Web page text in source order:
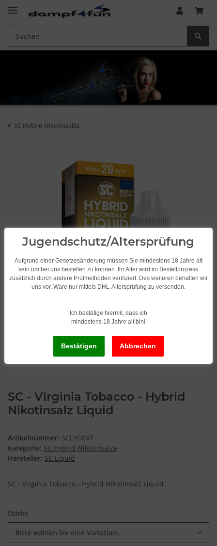
SC Hybrid Nikotinsalze
SC - Virginia Tobacco - Hybrid
Nikotinsalz Liquid
Artikelnummer: SCLH10VT
Kategorie: SC Hybrid Nikotinsalze
Hersteller: SC Liquid
SC - Virginia Tobacco - Hybrid Nikotinsalz Liquid
Stärke
Bitte wählen Sie eine Variation.
Jugendschutz/Altersprüfung
Aufgrund einer Gesetzesänderung müssen Sie mindestens 18 Jahre alt
sein um bei uns bestellen zu können. Ihr Alter wird im Bestellprozess
zusätzlich durch andere Prüfmethoden verifiziert. Des weiteren behalten wir
uns vor, Ware nur mittels DHL-Altersprüfung zu versenden.
Ich bestätige hiermit, dass ich
mindestens 18 Jahre alt bin!